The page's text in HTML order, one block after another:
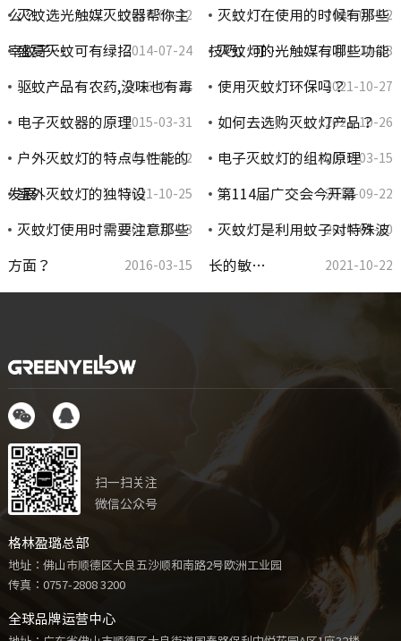
么？ 2014-09-22 2015-04-02
灭蚊选光触媒灭蚊器帮你主
宰蚊子… 2014-07-24
灭蚊灯在使用的时候有那些
技巧，可… 2021-10-28
盛夏灭蚊可有绿招
2016-03-17
灭蚊灯的光触媒有哪些功能
2021-10-27
驱蚊产品有农药,没味也有毒
2015-03-31
使用灭蚊灯环保吗？
2021-10-26
电子灭蚊器的原理
2014-06-12
如何去选购灭蚊灯产品？
2016-03-15
户外灭蚊灯的特点与性能的
发展 2021-10-25
电子灭蚊灯的组构原理
2014-09-22
室外灭蚊灯的独特设
2021-10-23
第114届广交会今开幕
2014-05-20
灭蚊灯使用时需要注意那些
方面？ 2016-03-15
灭蚊灯是利用蚊子对特殊波
长的敏… 2021-10-22
扫一扫关注
微信公众号
格林盈璐总部
地址：佛山市顺德区大良五沙顺和南路2号欧洲工业园
传真：0757-2808 3200
全球品牌运营中心